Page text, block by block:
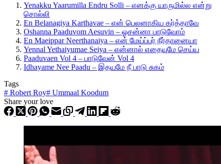
Yenakku Yaarumilla Endru Solli – எனக்கு யாருமில்ல என்று
சொல்லி
En Belanagiya Karthavae – என் பெலனாகிய கர்த்தாவே
Oshanna Paaduvom Aesuvin – ஓசன்னா பாடுவோம்
En Maeippar Neerthanaiya – என் மேய்ப்பர் நீர்தானையா
Yennal Yethaiyumae Seiya – என்னால் எதையுமே செய்ய
Paaduvaen Vol 4 – பாடுவேன் Vol 4
Idhayame Nee Paadu – இதயமே நீ பாடு சுகம்
Tags
# Robert Roy# Ummaal Koodum
Share your love